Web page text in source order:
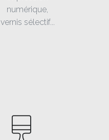
numérique,
vernis sélectif...